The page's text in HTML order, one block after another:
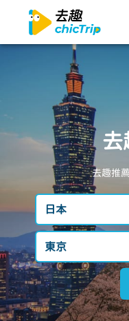
去
去趣推
日本
台灣
日本
韓國
東京
不限區域
東京